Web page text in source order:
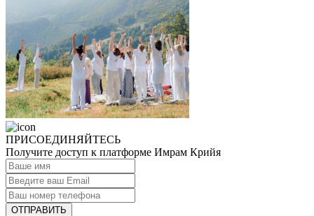
ПРИСОЕДИНЯЙТЕСЬ
Получите доступ к платформе Имрам Крийя
ОТПРАВИТЬ